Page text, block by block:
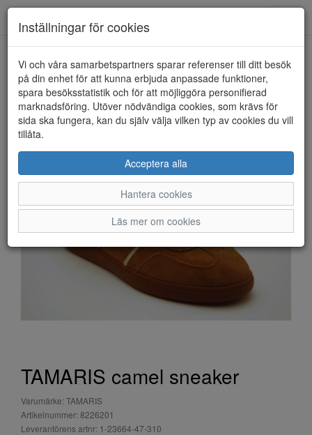
HEM TAMARIS
TAMARIS camel sneaker
Varumärke: TAMARIS
Artikelnummer: 8226201
Leverantörens artnr: 1-23664-47-310
Inställningar för cookies
Vi och våra samarbetspartners sparar referenser till ditt besök
på din enhet för att kunna erbjuda anpassade funktioner,
spara besöksstatistik och för att möjliggöra personifierad
marknadsföring. Utöver nödvändiga cookies, som krävs för
sida ska fungera, kan du själv välja vilken typ av cookies du vill
tillåta.
Acceptera alla
Hantera cookies
Läs mer om cookies